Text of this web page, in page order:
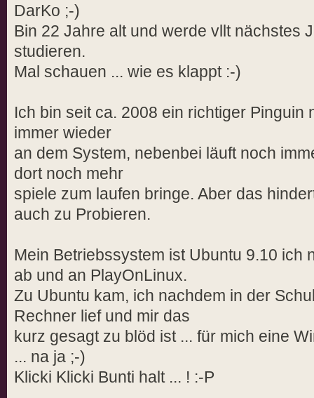
DarKo ;-)
Bin 22 Jahre alt und werde vllt nächstes
studieren.
Mal schauen ... wie es klappt :-)
Ich bin seit ca. 2008 ein richtiger Pinguin
immer wieder
an dem System, nebenbei läuft noch
dort noch mehr
spiele zum laufen bringe. Aber das
auch zu Probieren.
Mein Betriebssystem ist Ubuntu 9.10 ich
ab und an PlayOnLinux.
Zu Ubuntu kam, ich nachdem in der
Rechner lief und mir das
kurz gesagt zu blöd ist ... für mich eine
... na ja ;-)
Klicki Klicki Bunti halt ... ! :-P